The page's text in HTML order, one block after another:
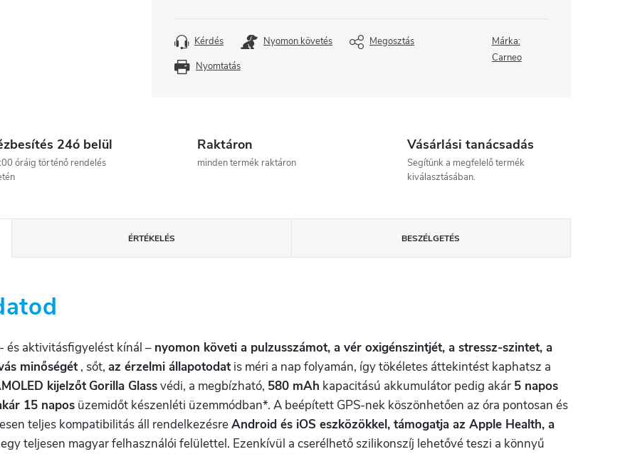
Nyomtatás
Kérdés Nyomon követés Megosztás
Márka:
Carneo
24ó belül
óráig történő rendelés
Raktáron
minden termék raktáron
Vásárlási tanácsadás
Segítünk a megfelelő termék
kiválasztásában.
ÉRTÉKELÉS BESZÉLGETÉS
és aktivitásfigyelést kínál – nyomon követi a pulzusszámot, a vér oxigénszintjét, a stressz-szintet, a
minőségét , sőt, az érzelmi állapotodat is méri a nap folyamán, így tökéletes áttekintést kaphatsz a
kijelzőt Gorilla Glassvédi, a megbízható, 580 mAh kapacitású akkumulátor pedig akár 5 napos
15 napos üzemidőt készenléti üzemmódban*. A beépített GPS-nek köszönhetően az óra pontosan és
teljes kompatibilitás áll rendelkezésreAndroid és iOS eszközökkel, támogatja az Apple Health, a
teljesen magyar felhasználói felülettel. Ezenkívül a cserélhető szilikonszíj lehetővé teszi a könnyű